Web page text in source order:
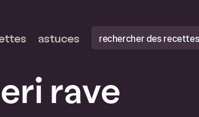
astuces rechercher des recettes
rave